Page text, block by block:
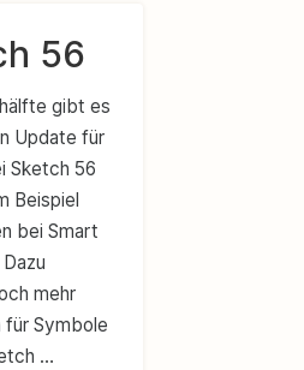
56
gibt es
Update für
Sketch 56
Beispiel
bei Smart
mehr
für Symbole
…